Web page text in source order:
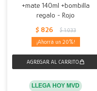
+mate 140ml +bombilla
regalo - Rojo
$ 826 $ 1.033
20
LLEGA HOY MVD